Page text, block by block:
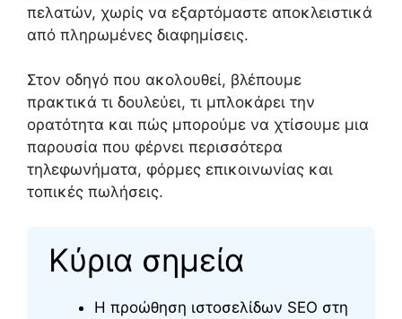
πελατών, χωρίς να εξαρτόμαστε αποκλειστικά
από πληρωμένες διαφημίσεις.
Στον οδηγό που ακολουθεί, βλέπουμε
πρακτικά τι δουλεύει, τι μπλοκάρει την
ορατότητα και πώς μπορούμε να χτίσουμε μια
παρουσία που φέρνει περισσότερα
τηλεφωνήματα, φόρμες επικοινωνίας και
τοπικές πωλήσεις.
Κύρια σημεία
Η προώθηση ιστοσελίδων SEO στη